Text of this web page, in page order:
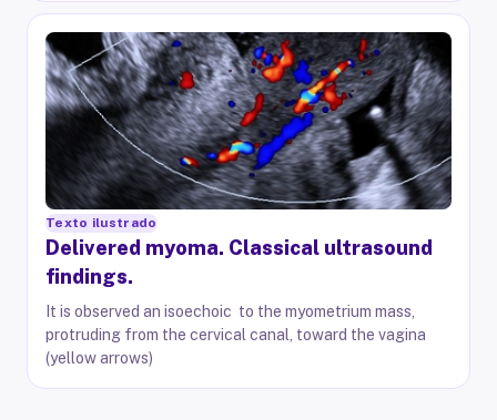
Texto ilustrado
Delivered myoma. Classical ultrasound
findings.
It is observed an isoechoic to the myometrium mass,
protruding from the cervical canal, toward the vagina
(yellow arrows)